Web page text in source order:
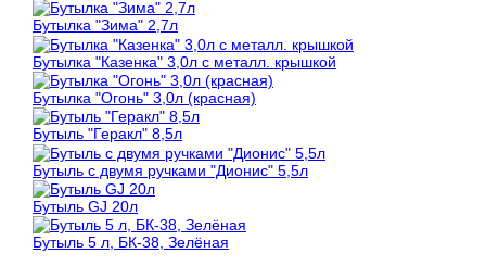
Бутылка "Зима" 2,7л
Бутылка "Казенка" 3,0л с металл. крышкой
Бутылка "Огонь" 3,0л (красная)
Бутыль "Геракл" 8,5л
Бутыль с двумя ручками "Дионис" 5,5л
Бутыль GJ 20л
Бутыль 5 л, БК-38, Зелёная